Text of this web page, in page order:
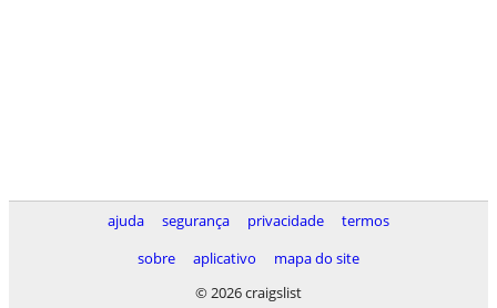
ajuda segurança privacidade
termos
sobre
aplicativo
mapa do site
© 2026 craigslist